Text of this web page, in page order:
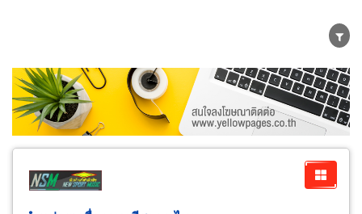
ขายส่ง ขายปลีก ผู้ผลิต
ตัวแทนจัดจำหน่าย
ผู้ส่งออก/นำเข้า
ธุรกิจบริการ